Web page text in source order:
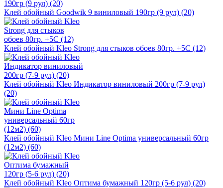
Клей обойный Goodwik 9 виниловый 190гр (9 рул) (20)
Клей обойный Kleo Strong для стыков обоев 80гр. +5С (12)
Клей обойный Kleo Индикатор виниловый 200гр (7-9 рул)
(20)
Клей обойный Kleo Мини Line Optima универсальный 60гр
(12м2) (60)
Клей обойный Kleo Оптима бумажный 120гр (5-6 рул) (20)